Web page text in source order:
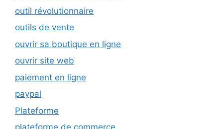
outil révolutionnaire
outils de vente
ouvrir sa boutique en ligne
ouvrir site web
paiement en ligne
paypal
Plateforme